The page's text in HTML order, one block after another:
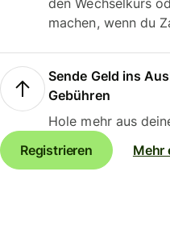
den Wechselkurs
machen, wenn du
Sende Geld ins
Gebühren
Hole mehr aus
Registrieren
Mehr